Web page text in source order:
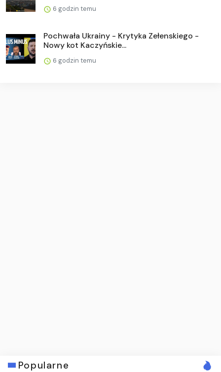
6 godzin temu
Pochwała Ukrainy - Krytyka Zełenskiego -
Nowy kot Kaczyńskie...
6 godzin temu
Popularne